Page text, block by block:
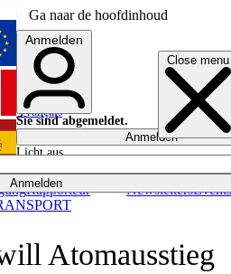
Ga naar de hoofdinhoud
Close menu
Anmelden
Rapporteur NewslettersEvents
English
Français
Anmelden
Sie sind abgemeldet.
Anmelden
Licht aus
Atomausstieg